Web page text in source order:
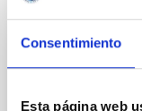
Consentimiento
Esta página web
sobrenombre
IAC. El evento
(Calle Catedral,